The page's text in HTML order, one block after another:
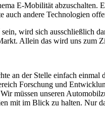
E-Mobilität
andere Technologien
wird sich ausschließlich
Allein das wird uns zum
an der Stelle einfach
Forschung und
müssen unseren
mit im Blick zu halten. Nur